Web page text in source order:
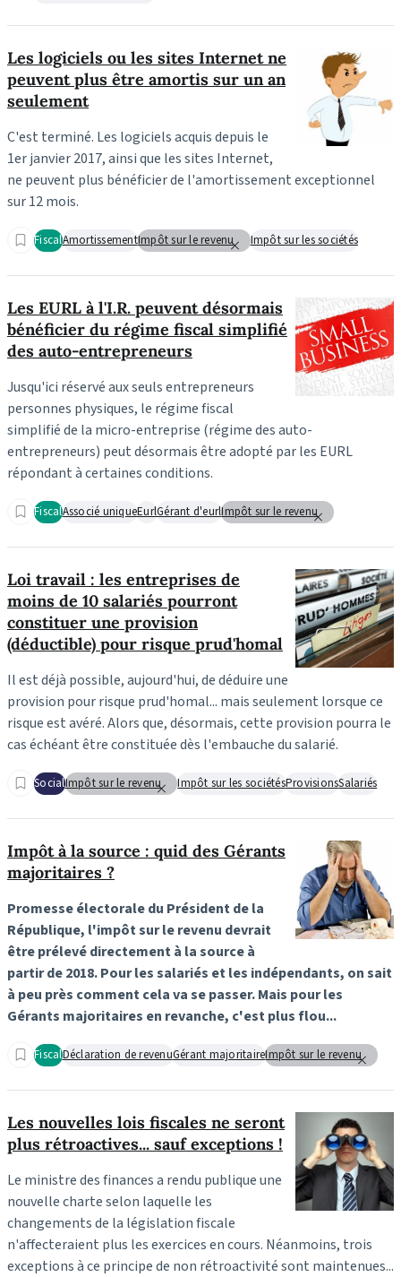
Les logiciels ou les sites Internet ne
peuvent plus être amortis sur un an
seulement
C'est terminé. Les logiciels acquis depuis le
1er janvier 2017, ainsi que les sites Internet,
ne peuvent plus bénéficier de l'amortissement exceptionnel
sur 12 mois.
FiscalAmortissementImpôt sur le revenu Impôt sur les sociétés
Les EURL à l'I.R. peuvent désormais
bénéficier du régime fiscal simplifié
des auto-entrepreneurs
Jusqu'ici réservé aux seuls entrepreneurs
personnes physiques, le régime fiscal
simplifié de la micro-entreprise (régime des auto-
entrepreneurs) peut désormais être adopté par les EURL
répondant à certaines conditions.
FiscalAssocié uniqueEurlGérant d'eurlImpôt sur le revenu
Loi travail : les entreprises de
moins de 10 salariés pourront
constituer une provision
(déductible) pour risque prud'homal
Il est déjà possible, aujourd'hui, de déduire une
provision pour risque prud'homal... mais seulement lorsque ce
risque est avéré. Alors que, désormais, cette provision pourra le
cas échéant être constituée dès l'embauche du salarié.
SocialImpôt sur le revenu Impôt sur les sociétésProvisionsSalariés
Impôt à la source : quid des Gérants
majoritaires ?
Promesse électorale du Président de la
République, l'impôt sur le revenu devrait
être prélevé directement à la source à
partir de 2018. Pour les salariés et les indépendants, on sait
à peu près comment cela va se passer. Mais pour les
Gérants majoritaires en revanche, c'est plus flou...
FiscalDéclaration de revenuGérant majoritaireImpôt sur le revenu
Les nouvelles lois fiscales ne seront
plus rétroactives... sauf exceptions !
Le ministre des finances a rendu publique une
nouvelle charte selon laquelle les
changements de la législation fiscale
n'affecteraient plus les exercices en cours. Néanmoins, trois
exceptions à ce principe de non rétroactivité sont maintenues...